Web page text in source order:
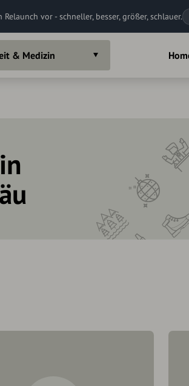
vor - schneller, besser, größer, schlauer.
& Medizin